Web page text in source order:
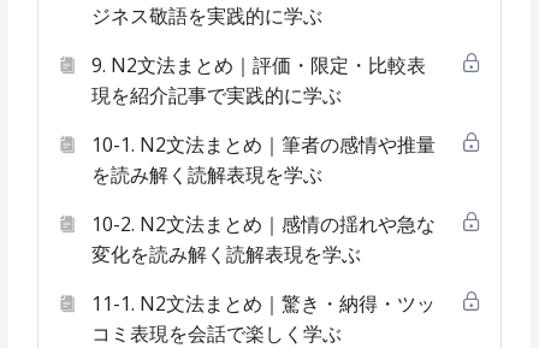
ジネス敬語を実践的に学ぶ
9. N2文法まとめ｜評価・限定・比較表
現を紹介記事で実践的に学ぶ
10-1. N2文法まとめ｜筆者の感情や推量
を読み解く読解表現を学ぶ
10-2. N2文法まとめ｜感情の揺れや急な
変化を読み解く読解表現を学ぶ
11-1. N2文法まとめ｜驚き・納得・ツッ
コミ表現を会話で楽しく学ぶ